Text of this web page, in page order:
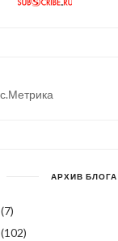
АРХИВ БЛОГА
(7)
(102)